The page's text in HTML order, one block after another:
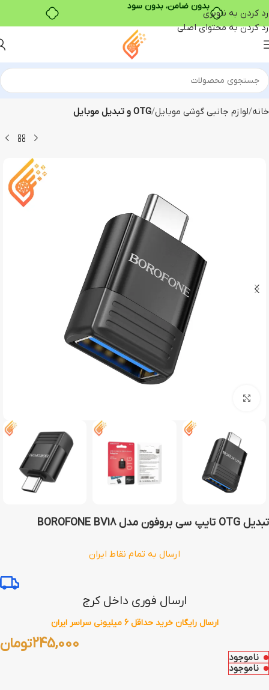
بدون ضامن، بدون سود
رد کردن به ناوبری
رد کردن به محتوای اصلی
خانه لوازم جانبی گوشی موبایل OTG و تبدیل موبایل
تبدیل OTG تایپ سی بروفون مدل BOROFONE BV18
ارسال به تمام نقاط ایران
ارسال فوری داخل کرج
ارسال رایگان خرید حداقل 6 میلیونی سراسر ایران
245,000تومان
ناموجود
ناموجود